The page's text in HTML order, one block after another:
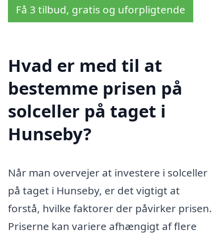
Få 3 tilbud, gratis og uforpligtende
Hvad er med til at
bestemme prisen på
solceller på taget i
Hunseby?
Når man overvejer at investere i solceller
på taget i Hunseby, er det vigtigt at
forstå, hvilke faktorer der påvirker prisen.
Priserne kan variere afhængigt af flere